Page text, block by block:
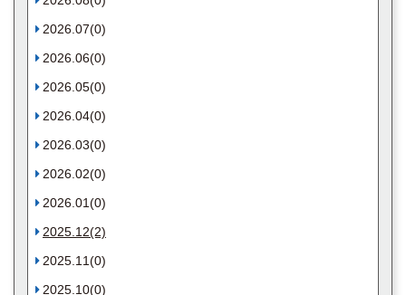
2026.07(0)
2026.06(0)
2026.05(0)
2026.04(0)
2026.03(0)
2026.02(0)
2026.01(0)
2025.12(2)
2025.11(0)
2025.10(0)